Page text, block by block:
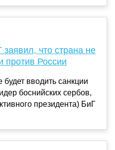
что страна не
против России
вводить санкции
боснийских сербов,
президента) БиГ